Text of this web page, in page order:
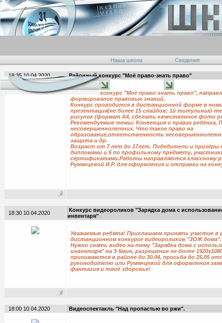
Наша школа Сведения
18:35 10.04.2020 Районный конкурс "Моё право-знать право"
айонный конкурс "Моё право-знать право",
формирование правовых знаний.
Конкурс проводится в дистанционной форме в
презентация(не более 15 слайдов; 1й титульный-
рисунок (формат А4, сделать качественное фото
Рекомендуемые темы: Конвенция о правах ребёнка,
несовершеннолетних, Что такое право на
образование,ответственность
защита и др.
Возраст от 7 лет до 17лет. Победители и призёры
дипломами и 5 по профильному предмету,
сертификатами.Работы направляются классному
Румянцевой И.Р. для оформления и отправки на
18:30 10.04.2020
Конкурс видеороликов "Зарядка дома с
инвентаря"
Уважаемые ребята! Приглашаем принять участие в
дистанционном конкурсе видеороликов "ЗОЖ дома".
Нужно снять видео на тему "Зарядка дома с
инвентаря" на 3-5мин, разрешение не более
принимаются в районе до 30.04, просьба до 25.05
руководителю или Румянцевой для оформления
фантазия и твоё здоровье!
18:00 10.04.2020 Видеоспектакль "Над пропастью во ржи".